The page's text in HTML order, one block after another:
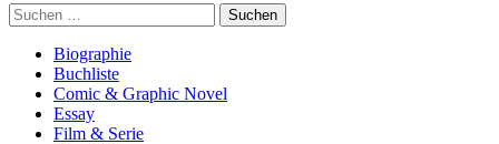
Suchen
nach:
Biographie
Buchliste
Comic & Graphic Novel
Essay
Film & Serie